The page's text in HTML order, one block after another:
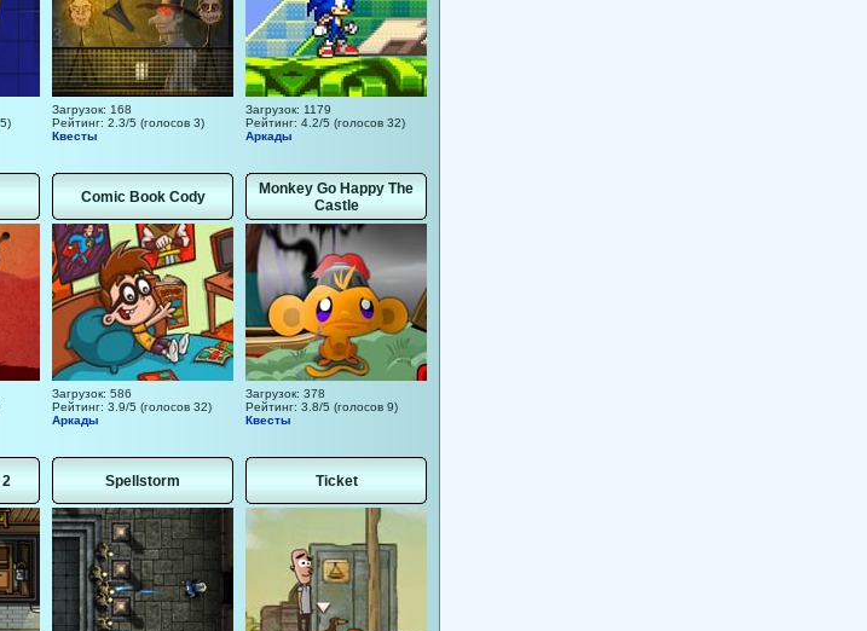
Загрузок: 168
Рейтинг: 2.3/5 (голосов 3)
Квесты
Загрузок: 1179
Рейтинг: 4.2/5 (голосов 32)
Аркады
Comic Book Cody
Загрузок: 586
Рейтинг: 3.9/5 (голосов 32)
Аркады
Monkey Go Happy The
Castle
Загрузок: 378
Рейтинг: 3.8/5 (голосов 9)
Квесты
2 Spellstorm Ticket